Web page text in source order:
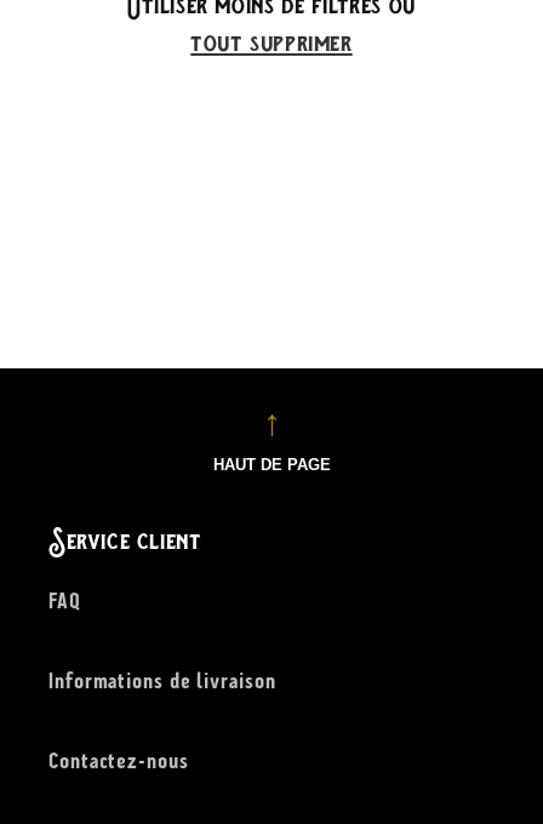
tout supprimer
HAUT DE PAGE
Service client
FAQ
Informations de livraison
Contactez-nous